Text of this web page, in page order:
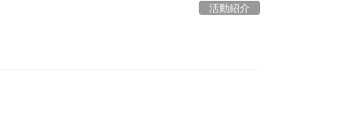
活動紹介